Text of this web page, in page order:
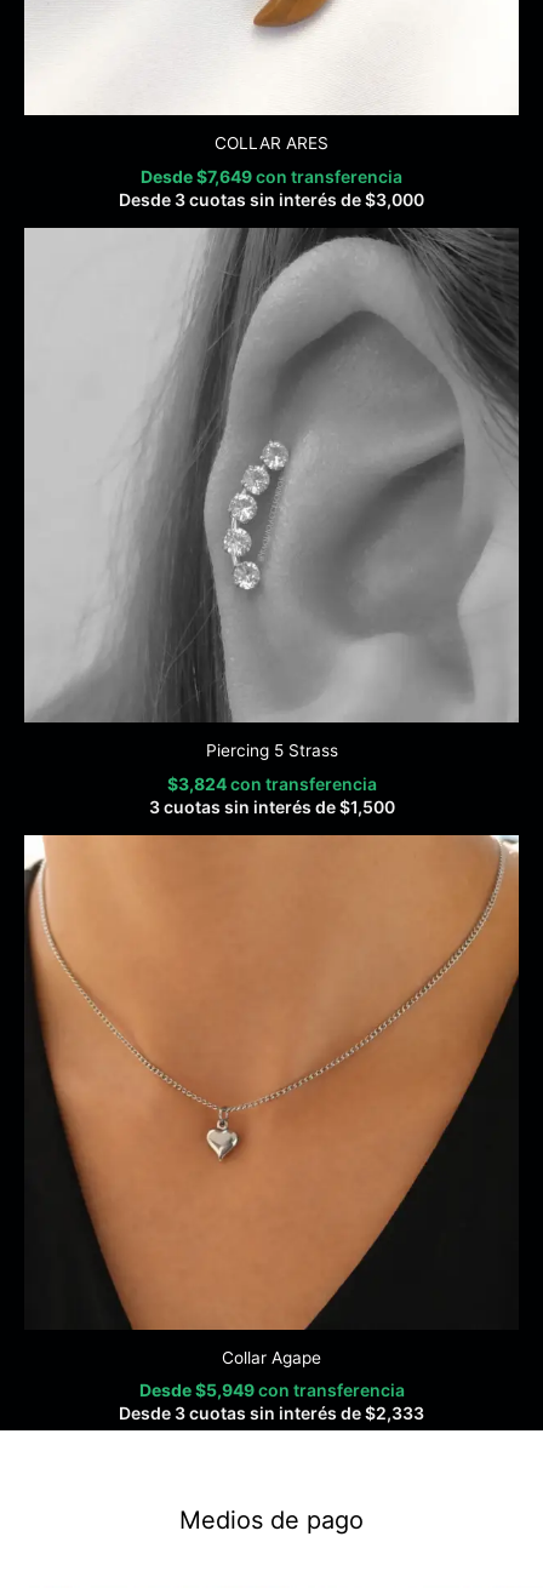
COLLAR ARES
Desde$7,649con transferencia
Desde 3 cuotas sin interés de$3,000
Piercing 5 Strass
$3,824 con transferencia
3 cuotas sin interés de$1,500
Collar Agape
Desde$5,949 con transferencia
Desde 3 cuotas sin interés de$2,333
Medios de pago